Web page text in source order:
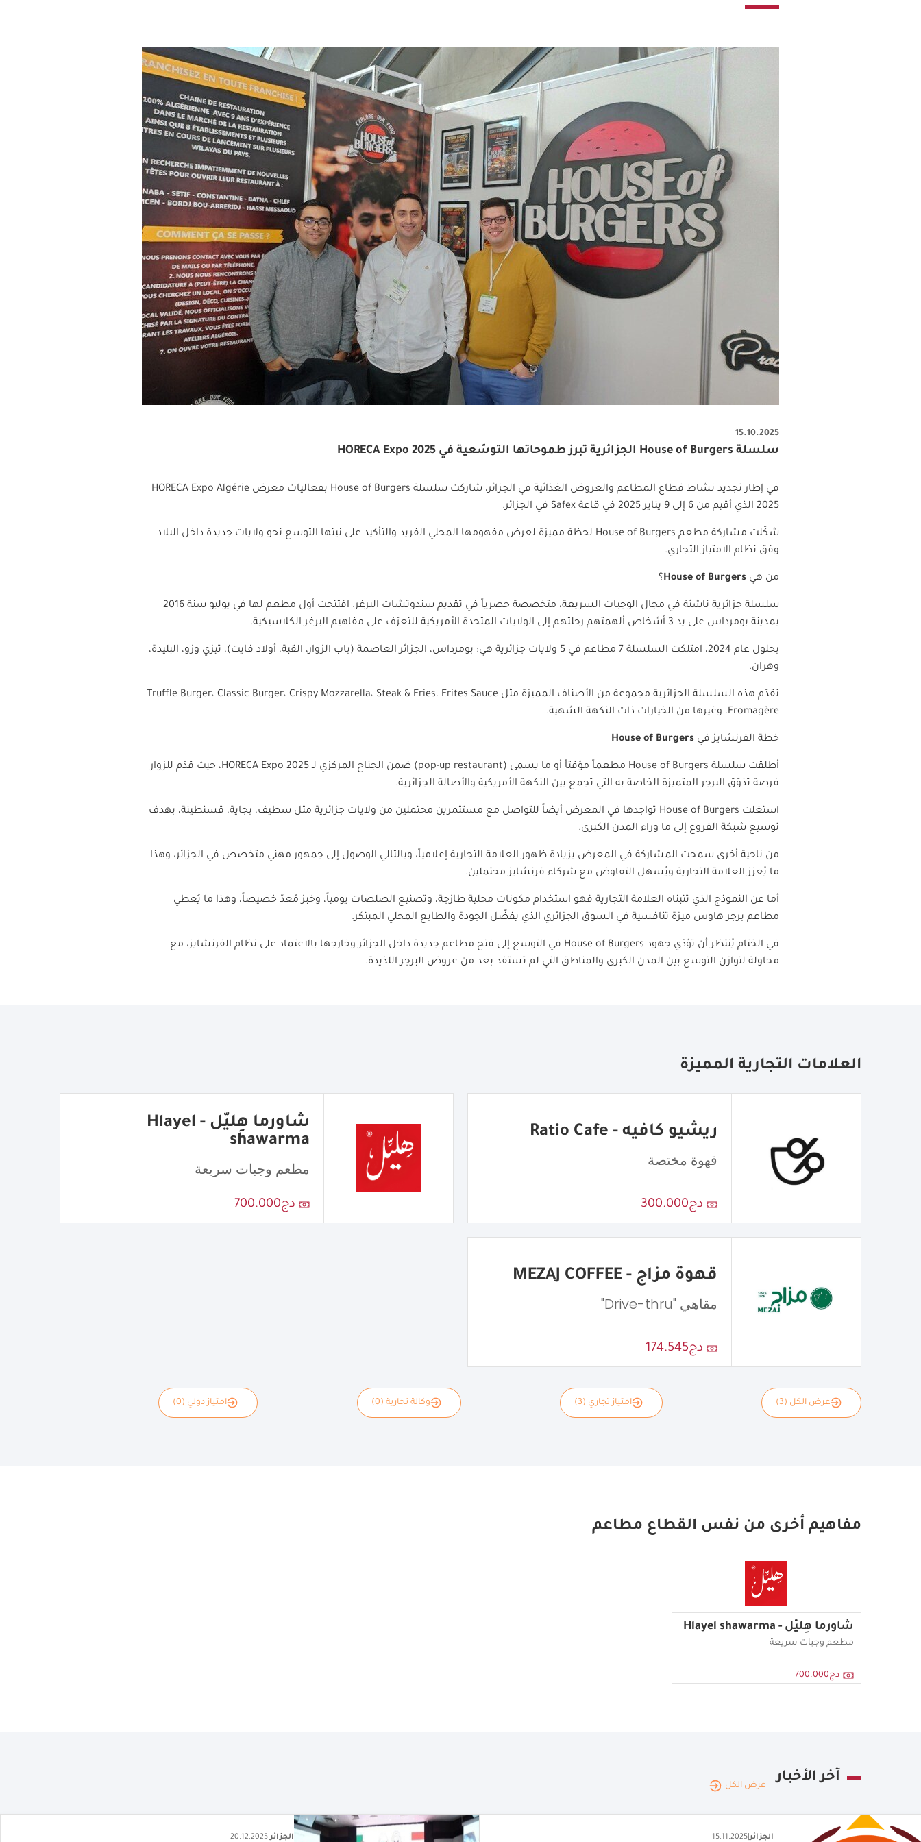
15.10.2025
سلسلة House of Burgers الجزائرية تبرز طموحاتها التوسّعية في HORECA Expo 2025
في إطار تجديد نشاط قطاع المطاعم والعروض الغذائية في الجزائر، شاركت سلسلة House of Burgers بفعاليات معرض HORECA Expo Algérie
2025 الذي أقيم من 6 إلى 9 يناير 2025 في قاعة
Safex في الجزائر.
شكّلت مشاركة مطعم House of Burgers لحظة مميزة لعرض مفهومها المحلي الفريد والتأكيد على نيتها التوسع نحو ولايات جديدة داخل البلاد
وفق نظام الامتياز التجاري.
من هي House of Burgers؟
سلسلة جزائرية ناشئة في مجال الوجبات السريعة، متخصصة حصرياً في تقديم سندوتشات البرغر. افتتحت أول مطعم لها في يوليو سنة 2016
بمدينة بومرداس على يد 3 أشخاص ألهمتهم رحلتهم إلى الولايات المتحدة الأمريكية للتعرّف على مفاهيم البرغر الكلاسيكية.
بحلول عام 2024، امتلكت السلسلة 7 مطاعم في 5 ولايات جزائرية هي: بومرداس، الجزائر العاصمة (باب الزوار، القبة، أولاد فايت)، تيزي وزو، البليدة،
وهران.
تقدّم هذه السلسلة الجزائرية مجموعة من الأصناف المميزة مثل Truffle Burger، Classic Burger، Crispy Mozzarella، Steak & Fries، Frites Sauce
Fromagère، وغيرها من الخيارات ذات النكهة الشهية.
خطة الفرنشايز في House of Burgers
أطلقت سلسلة House of Burgers مطعماً مؤقتاً أو ما يسمى (pop-up restaurant) ضمن الجناح المركزي لـ HORECA Expo2025، حيث قدّم للزوار
فرصة تذوّق البرجر المتميزة الخاصة به التي تجمع بين النكهة الأمريكية والأصالة الجزائرية.
استغلت House of Burgers تواجدها في المعرض أيضاً للتواصل مع مستثمرين محتملين من ولايات جزائرية مثل سطيف، بجاية، قسنطينة، بهدف
توسيع شبكة الفروع إلى ما وراء المدن الكبرى.
من ناحية أخرى سمحت المشاركة في المعرض بزيادة ظهور العلامة التجارية إعلامياً، وبالتالي الوصول إلى جمهور مهني متخصص في الجزائر، وهذا
ما يُعزز العلامة التجارية ويُسهل التفاوض مع شركاء فرنشايز محتملين.
أما عن النموذج الذي تتبناه العلامة التجارية فهو استخدام مكونات محلية طازجة، وتصنيع الصلصات يومياً، وخبز مُعدّ خصيصاً، وهذا ما يُعطي
مطاعم برجر هاوس ميزة تنافسية في السوق الجزائري الذي يفضّل الجودة والطابع المحلي المبتكر.
في الختام يُنتظر أن تؤدّي جهود House of Burgers في التوسع إلى فتح مطاعم جديدة داخل الجزائر وخارجها بالاعتماد على نظام الفرنشايز، مع
محاولة لتوازن التوسع بين المدن الكبرى والمناطق التي لم تستفد بعد من عروض البرجر اللذيذة.
العلامات التجارية المميزة
ريشيو كافيه - Ratio Cafe
قهوة مختصة
دج300.000
شاورما هِليّل - Hlayel
shawarma
مطعم وجبات سريعة
دج700.000
قهوة مزاج - MEZAJ COFFEE
مقاهي "Drive-thru"
دج174.545
عرض الكل (3) امتياز تجاري (3) وكالة تجارية (0) امتياز دولي (0)
مفاهيم أخرى من نفس القطاع مطاعم
شاورما هِليّل - Hlayel shawarma
مطعم وجبات سريعة
دج700.000
آخر الأخبار
عرض الكل
الجزائر|
20.12.2025